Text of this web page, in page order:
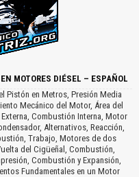
MOTORES DIÉSEL – ESPAÑOL
Pistón en Metros, Presión Media
Mecánico del Motor, Área del
Combustión Interna, Motor
Alternativos, Reacción,
Trabajo, Motores de dos
del Cigüeñal, Combustión,
Combustión y Expansión,
Fundamentales en un Motor